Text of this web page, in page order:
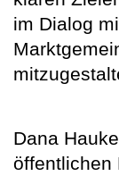
im Dialog
Dana
öffentlichen